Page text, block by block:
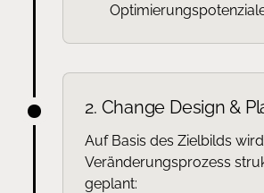
2. Change Design &
Auf Basis des Zielbilds
Veränderungsprozess
geplant: